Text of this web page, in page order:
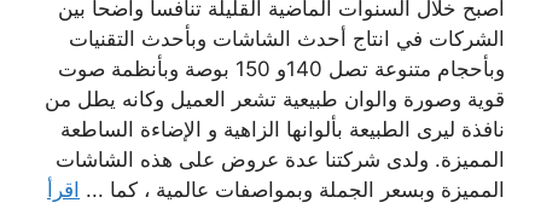
أصبح خلال السنوات الماضية القليلة تنافسا واضحا بين
الشركات في انتاج أحدث الشاشات وبأحدث التقنيات
وبأحجام متنوعة تصل 140و 150 بوصة وبأنظمة صوت
قوية وصورة والوان طبيعية تشعر العميل وكانه يطل من
نافذة ليرى الطبيعة بألوانها الزاهية و الإضاءة الساطعة
المميزة. ولدى شركتنا عدة عروض على هذه الشاشات
المميزة وبسعر الجملة وبمواصفات عالمية ، كما ... اقرأ